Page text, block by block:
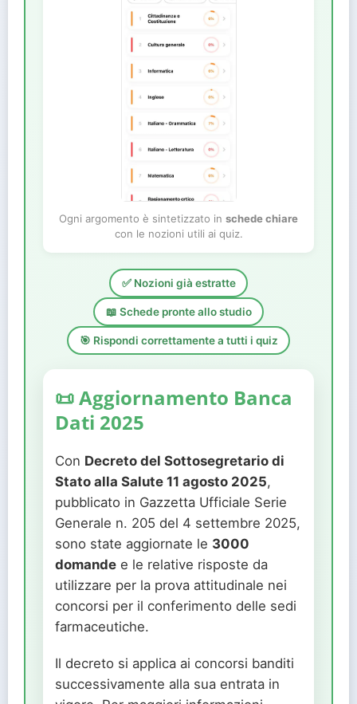
Ogni argomento è sintetizzato in schede chiare
con le nozioni utili ai quiz.
✅ Nozioni già estratte
📖 Schede pronte allo studio
🎯 Rispondi correttamente a tutti i quiz
📜 Aggiornamento Banca
Dati 2025
Con Decreto del Sottosegretario di
Stato alla Salute 11 agosto 2025,
pubblicato in Gazzetta Ufficiale Serie
Generale n. 205 del 4 settembre 2025,
sono state aggiornate le 3000
domande e le relative risposte da
utilizzare per la prova attitudinale nei
concorsi per il conferimento delle sedi
farmaceutiche.
Il decreto si applica ai concorsi banditi
successivamente alla sua entrata in